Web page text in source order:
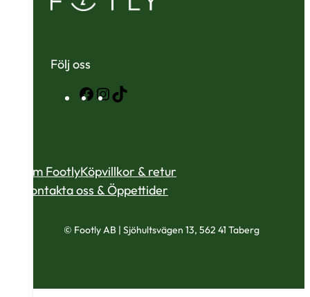
Följ oss
Facebook
Instagram
Om FootlyKöpvillkor & retur
Kontakta oss & Öppettider
© Footly AB | Sjöhultsvägen 13, 562 41 Taberg